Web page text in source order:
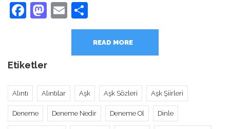
Facebook
Mastodon
Email
READ MORE
Etiketler
Alıntı Alıntılar Aşk Aşk Sözleri Aşk Şiirleri
Deneme Deneme Nedir Deneme Ol Dinle